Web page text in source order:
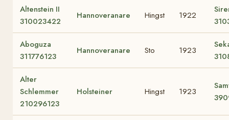
Altenstein II
310023422
Hannoveranare Hingst 1922
Aboguza
311776123
Hannoveranare Sto 1923
Alter
Schlemmer
210296123
Holsteiner Hingst 1923